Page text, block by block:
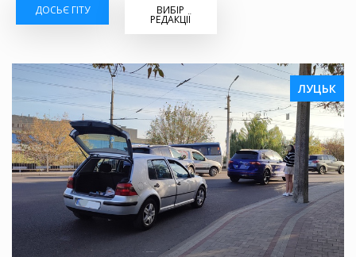
ДОСЬЄ ГІТУ ВИБІР
РЕДАКЦІЇ
ЛУЦЬК